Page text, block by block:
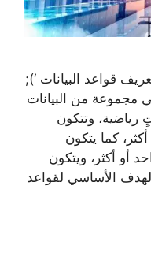
قواعد البيانات ‘);
مجموعة من البيانات
رياضية، وتتكون
كما يتكون
أو أكثر، ويتكون
الأساسي لقواعد